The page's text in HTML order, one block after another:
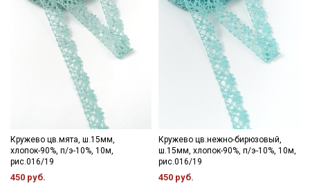
Кружево цв.мята, ш.15мм,
хлопок-90%, п/э-10%, 10м,
рис.016/19
450 руб.
Кружево цв.нежно-бирюзовый,
ш.15мм, хлопок-90%, п/э-10%, 10м,
рис.016/19
450 руб.